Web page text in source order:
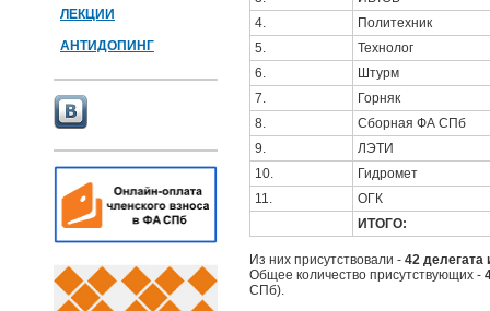
ЛЕКЦИИ
АНТИДОПИНГ
4.
Политехник
5.
Технолог
6.
Штурм
7.
Горняк
8.
Сборная ФА СПб
9.
ЛЭТИ
10.
Гидромет
11.
ОГК
ИТОГО:
Из них присутствовали - 42 делегата
Общее количество присутствующих -
СПб).